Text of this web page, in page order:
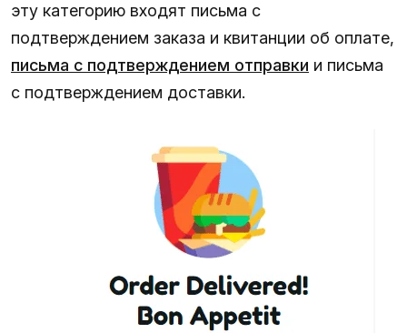
эту категорию входят письма с
подтверждением заказа и квитанции об оплате,
письма с подтверждением отправки и письма
с подтверждением доставки.